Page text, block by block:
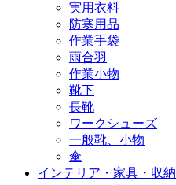
実用衣料
防寒用品
作業手袋
雨合羽
作業小物
靴下
長靴
ワークシューズ
一般靴、小物
傘
インテリア・家具・収納